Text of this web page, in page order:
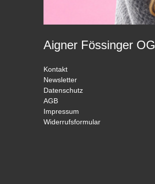
Aigner Fössinger OG
Kontakt
Newsletter
Datenschutz
AGB
Impressum
Widerrufsformular